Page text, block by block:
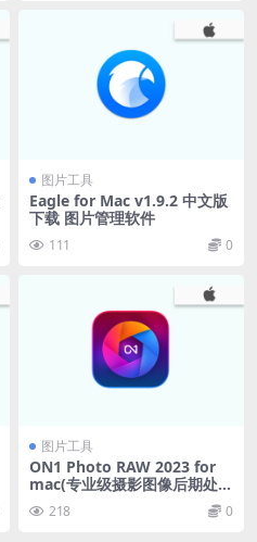
图片工具
Eagle for Mac v1.9.2 中文版
下载 图片管理软件
111 0
图片工具
ON1 Photo RAW 2023 for
mac(专业级摄影图像后期处理
工具)v17.0.2.13102激活版
218 0